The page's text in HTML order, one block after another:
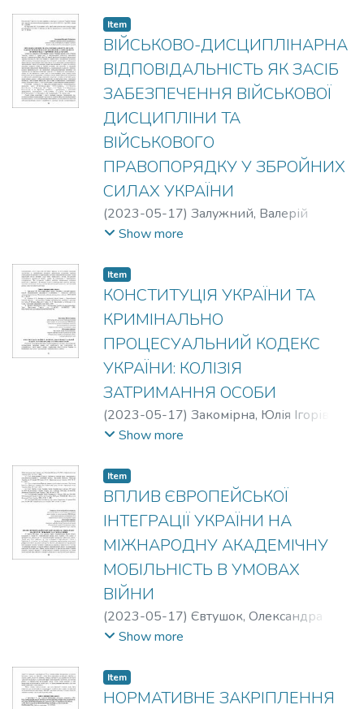
Item
ВІЙСЬКОВО-ДИСЦИПЛІНАРНА
ВІДПОВІДАЛЬНІСТЬ ЯК ЗАСІБ
ЗАБЕЗПЕЧЕННЯ ВІЙСЬКОВОЇ
ДИСЦИПЛІНИ ТА
ВІЙСЬКОВОГО
ПРАВОПОРЯДКУ У ЗБРОЙНИХ
СИЛАХ УКРАЇНИ
(2023-05-17) Залужний, Валерій
Федорович
Show more
Item
КОНСТИТУЦІЯ УКРАЇНИ ТА
КРИМІНАЛЬНО
ПРОЦЕСУАЛЬНИЙ КОДЕКС
УКРАЇНИ: КОЛІЗІЯ
ЗАТРИМАННЯ ОСОБИ
(2023-05-17) Закомірна, Юлія Ігорівна
Тихомиров, Денис Олександрович
Show more
Item
ВПЛИВ ЄВРОПЕЙСЬКОЇ
ІНТЕГРАЦІЇ УКРАЇНИ НА
МІЖНАРОДНУ АКАДЕМІЧНУ
МОБІЛЬНІСТЬ В УМОВАХ
ВІЙНИ
(2023-05-17) Євтушок, Олександра
Олександрівна
Show more
Item
НОРМАТИВНЕ ЗАКРІПЛЕННЯ